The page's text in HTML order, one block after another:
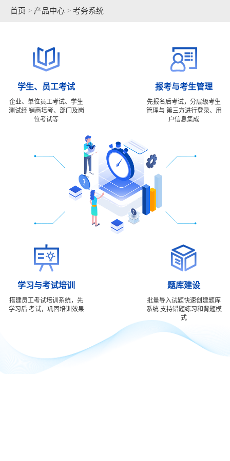
首页 > 产品中心 > 考务系统

学生、员工考试
企业、单位员工考试、学生
测试经 销商培考、部门及岗
位考试等

报考与考生管理
先报名后考试，分层级考生
管理与 第三方进行登录、用
户信息集成

学习与考试培训
搭建员工考试培训系统，先
学习后 考试，巩固培训效果

题库建设
批量导入试题快速创建题库
系统 支持错题练习和背题模
式